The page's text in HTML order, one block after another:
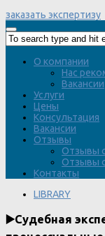
заказать экспертизу
О компании
Нас
Вакансии
Услуги
Цены
Консультация
Вакансии
Отзывы
Отзывы
Отзывы
Контакты
LIBRARY
▶️Судебная